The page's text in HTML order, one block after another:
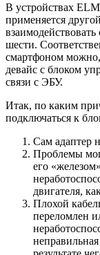
В устройствах
применяется
шести.
смартфоном можно,
девайс с блоком
связи с ЭБУ.
Итак, по каким
подключаться к
Сам адаптер
Проблемы
его
двигателя,
Плохой
переломлен